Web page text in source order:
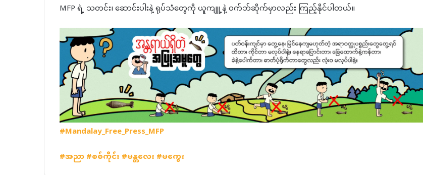
MFP ရဲ့ သတင်း၊ ဆောင်းပါးနဲ့ ရုပ်သံတွေကို ယူကျူ့နဲ့ ဝက်ဘ်ဆိုက်မှာလည်း ကြည့်နိုင်ပါတယ်။
#Mandalay_Free_Press_MFP
#အညာ#စစ်ကိုင်း#မန္တလေး#မကွေး